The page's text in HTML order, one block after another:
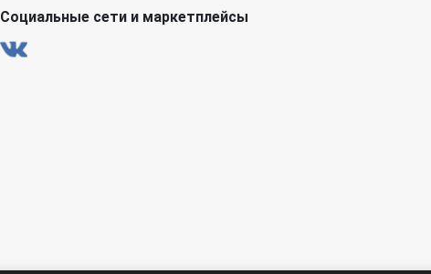
Социальные сети и маркетплейсы